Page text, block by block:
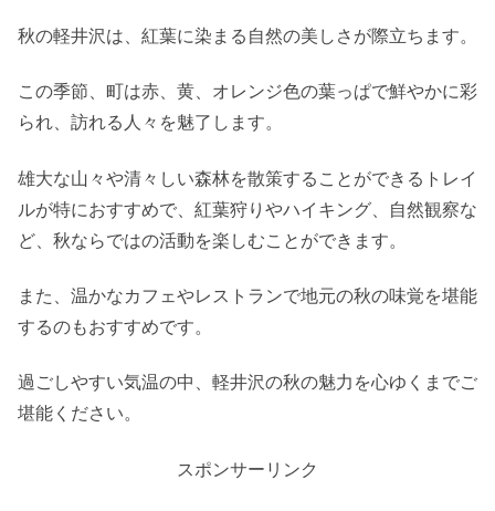
秋の軽井沢は、紅葉に染まる自然の美しさが際立ちます。
この季節、町は赤、黄、オレンジ色の葉っぱで鮮やかに彩
られ、訪れる人々を魅了します。
雄大な山々や清々しい森林を散策することができるトレイ
ルが特におすすめで、紅葉狩りやハイキング、自然観察な
ど、秋ならではの活動を楽しむことができます。
また、温かなカフェやレストランで地元の秋の味覚を堪能
するのもおすすめです。
過ごしやすい気温の中、軽井沢の秋の魅力を心ゆくまでご
堪能ください。
スポンサーリンク